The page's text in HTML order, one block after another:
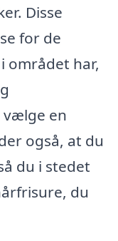
Disse
for de
området har,
vælge en
også, at du
du i stedet
du